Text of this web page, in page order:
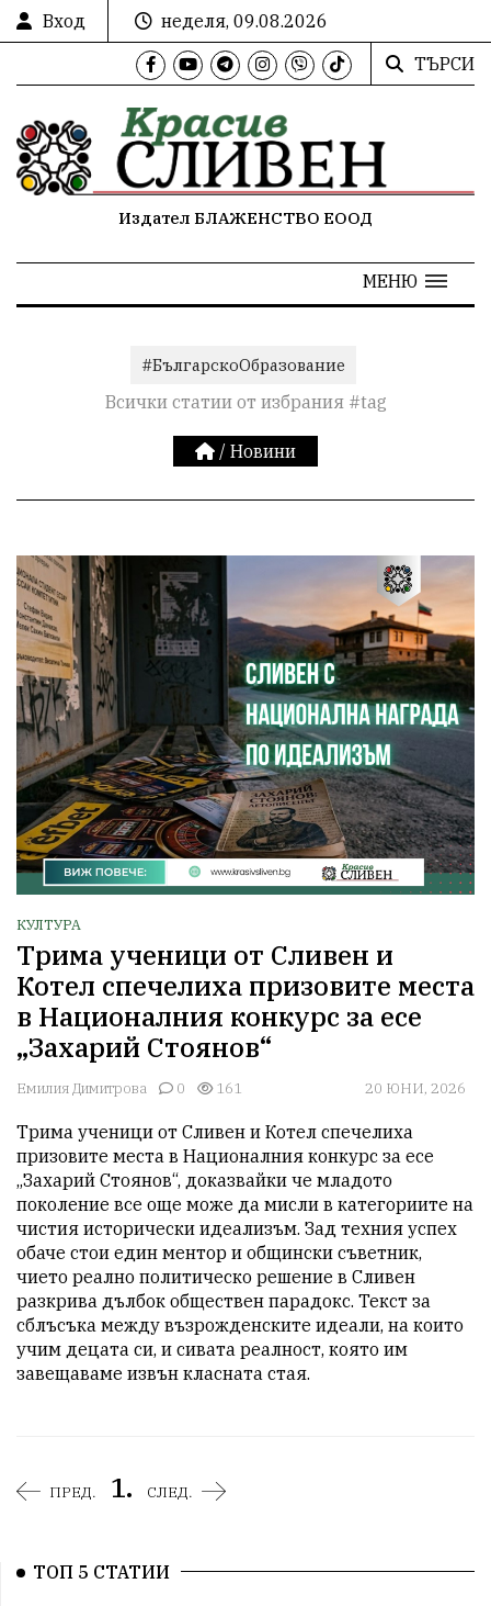
Вход
неделя, 09.08.2026
ТЪРСИ
Издател БЛАЖЕНСТВО ЕООД
МЕНЮ
#БългарскоОбразование
Всички статии от избрания #tag
/ Новини
КУЛТУРА
Трима ученици от Сливен и
Котел спечелиха призовите места
в Националния конкурс за есе
„Захарий Стоянов“
Емилия Димитрова 0 161 20 ЮНИ, 2026
Трима ученици от Сливен и Котел спечелиха
призовите места в Националния конкурс за есе
„Захарий Стоянов“, доказвайки че младото
поколение все още може да мисли в категориите на
чистия исторически идеализъм. Зад техния успех
обаче стои един ментор и общински съветник,
чието реално политическо решение в Сливен
разкрива дълбок обществен парадокс. Текст за
сблъсъка между възрожденските идеали, на които
учим децата си, и сивата реалност, която им
завещаваме извън класната стая.
ПРЕД. 1. СЛЕД.
ТОП 5 СТАТИИ